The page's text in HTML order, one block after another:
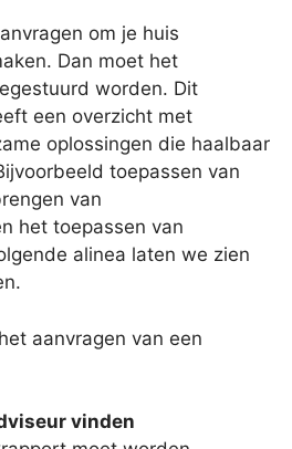
om je huis
Dan moet het
worden. Dit
een overzicht met
oplossingen die haalbaar
toepassen van
van
het toepassen van
alinea laten we zien
aanvragen van een
vinden